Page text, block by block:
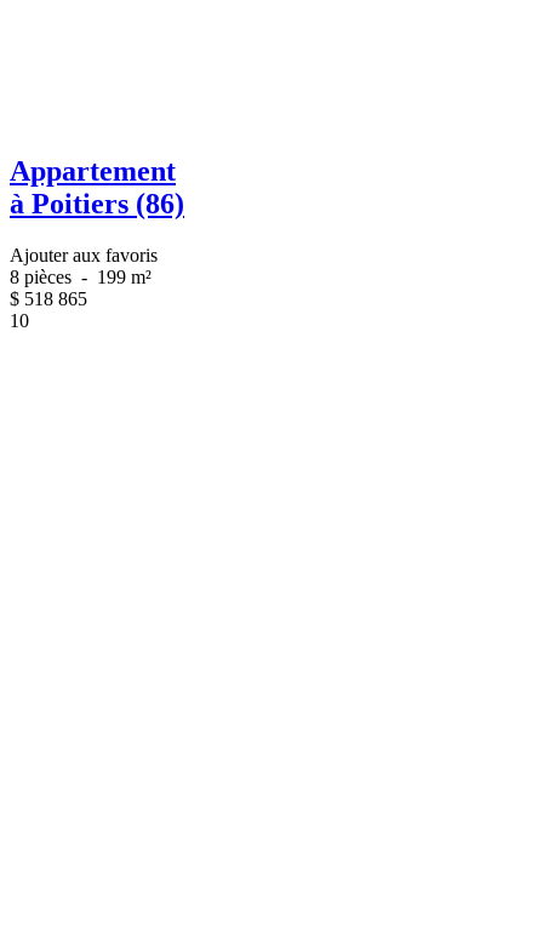
Appartement
à Poitiers (86)
Ajouter aux favoris
8 pièces - 199 m²
$ 518 865
10